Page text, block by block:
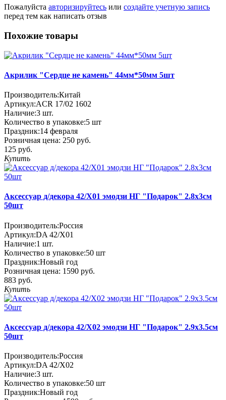
Пожалуйста авторизируйтесь или создайте учетную запись
перед тем как написать отзыв
Похожие товары
Акрилик "Сердце не камень" 44мм*50мм 5шт
Производитель:Китай
Артикул:ACR 17/02 1602
Наличие:3 шт.
Количество в упаковке:5 шт
Праздник:14 февраля
Розничная цена: 250 руб.
125 руб.
Купить
Аксессуар д/декора 42/X01 эмодзи НГ "Подарок" 2.8х3см
50шт
Производитель:Россия
Артикул:DA 42/X01
Наличие:1 шт.
Количество в упаковке:50 шт
Праздник:Новый год
Розничная цена: 1590 руб.
883 руб.
Купить
Аксессуар д/декора 42/X02 эмодзи НГ "Подарок" 2.9х3.5см
50шт
Производитель:Россия
Артикул:DA 42/X02
Наличие:3 шт.
Количество в упаковке:50 шт
Праздник:Новый год